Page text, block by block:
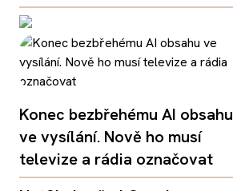
Konec bezbřehému AI obsahu
ve vysílání. Nově ho musí
televize a rádia označovat